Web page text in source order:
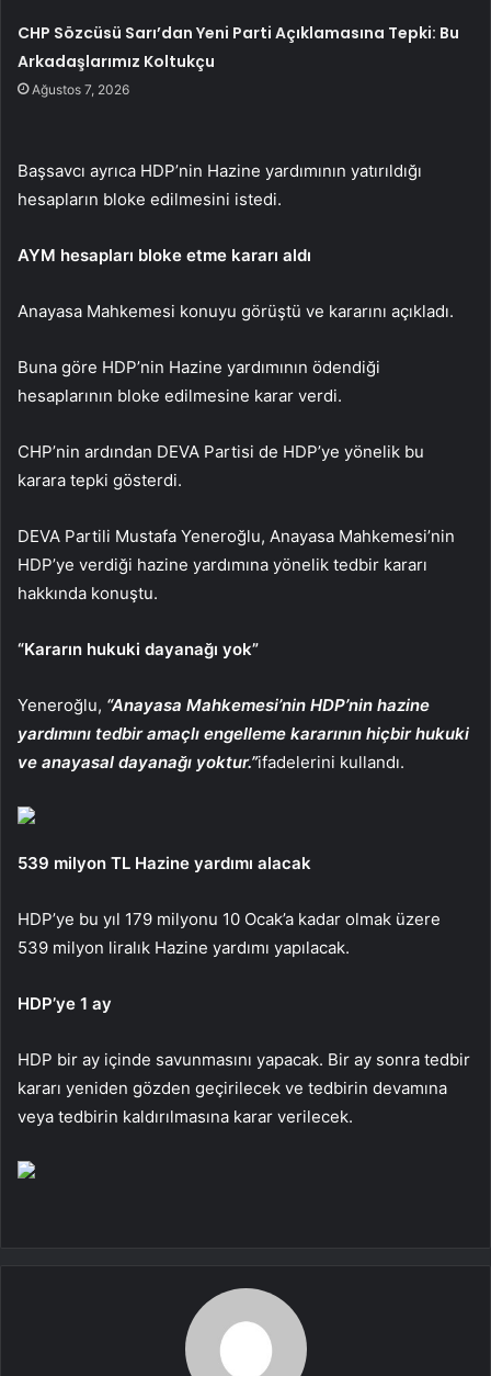
CHP Sözcüsü Sarı’dan Yeni Parti Açıklamasına Tepki: Bu
Arkadaşlarımız Koltukçu
Ağustos 7, 2026
Başsavcı ayrıca HDP’nin Hazine yardımının yatırıldığı
hesapların bloke edilmesini istedi.
AYM hesapları bloke etme kararı aldı
Anayasa Mahkemesi konuyu görüştü ve kararını açıkladı.
Buna göre HDP’nin Hazine yardımının ödendiği
hesaplarının bloke edilmesine karar verdi.
CHP’nin ardından DEVA Partisi de HDP’ye yönelik bu
karara tepki gösterdi.
DEVA Partili Mustafa Yeneroğlu, Anayasa Mahkemesi’nin
HDP’ye verdiği hazine yardımına yönelik tedbir kararı
hakkında konuştu.
“Kararın hukuki dayanağı yok”
Yeneroğlu, “Anayasa Mahkemesi’nin HDP’nin hazine
yardımını tedbir amaçlı engelleme kararının hiçbir hukuki
ve anayasal dayanağı yoktur.”ifadelerini kullandı.
539 milyon TL Hazine yardımı alacak
HDP’ye bu yıl 179 milyonu 10 Ocak’a kadar olmak üzere
539 milyon liralık Hazine yardımı yapılacak.
HDP’ye 1 ay
HDP bir ay içinde savunmasını yapacak. Bir ay sonra tedbir
kararı yeniden gözden geçirilecek ve tedbirin devamına
veya tedbirin kaldırılmasına karar verilecek.